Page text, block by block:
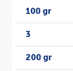
100 gr
3
200 gr